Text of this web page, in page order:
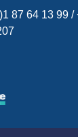
87 64 13 99